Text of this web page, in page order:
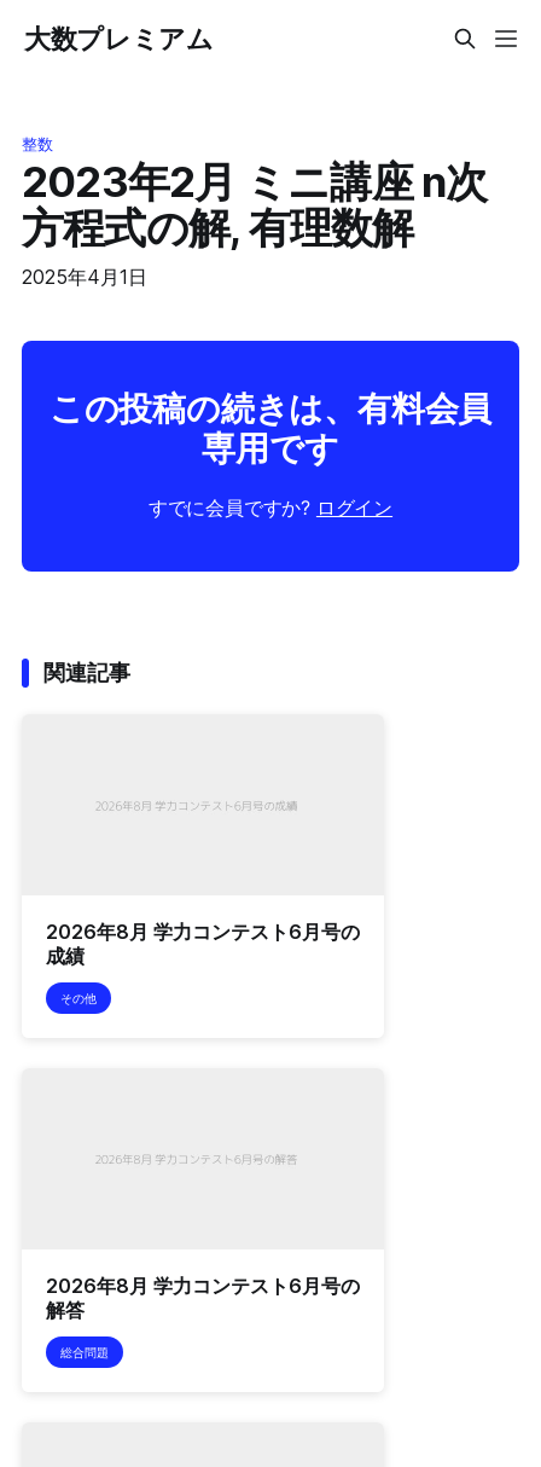
大数プレミアム
整数
2023年2月 ミニ講座 n次
方程式の解, 有理数解
2025年4月1日
この投稿の続きは、有料会員
専用です
すでに会員ですか? ログイン
関連記事
2026年8月 学力コンテスト6月号の
成績
その他
2026年8月 学力コンテスト6月号の
解答
総合問題